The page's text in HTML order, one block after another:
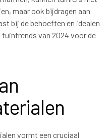
maar ook bijdragen aan
bij de behoeften en idealen
van 2024 voor de
vormt een cruciaal